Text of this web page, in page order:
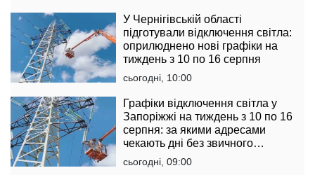
У Чернігівській області
підготували відключення світла:
оприлюднено нові графіки на
тиждень з 10 по 16 серпня
сьогодні, 10:00
Графіки відключення світла у
Запоріжжі на тиждень з 10 по 16
серпня: за якими адресами
чекають дні без звичного
комфорту
сьогодні, 09:00